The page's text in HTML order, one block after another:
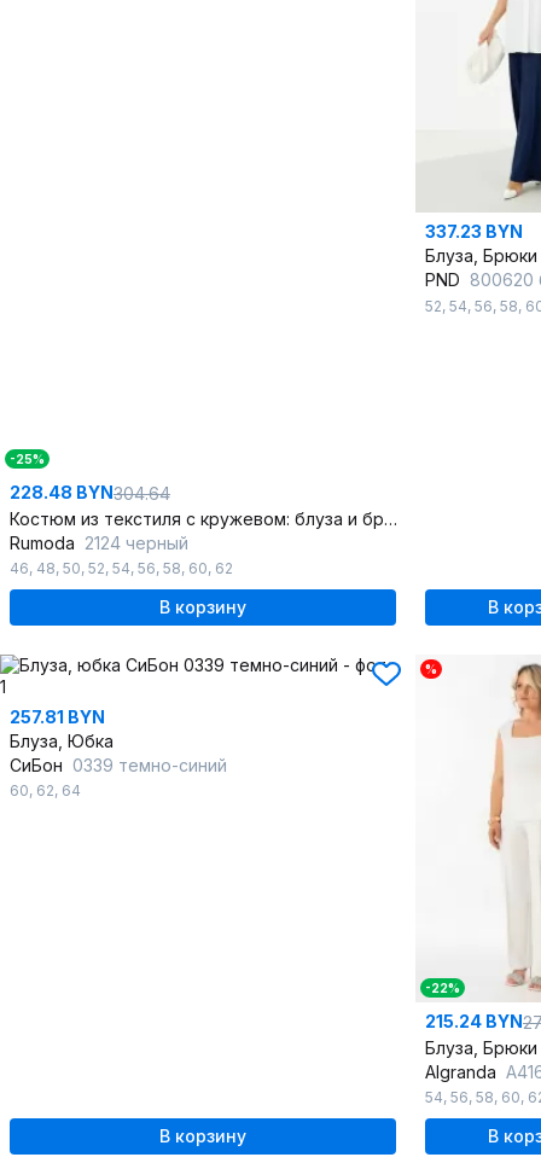
-25%
228.48 BYN304.64
Костюм из текстиля с кружевом: блуза и брюки
Rumoda 2124 черный
46, 48, 50, 52, 54, 56, 58, 60, 62
В корзину
337.23 BYN
Блуза, Брюки
PND 800620
52, 54, 56, 58,
В
257.81 BYN
Блуза, Юбка
СиБон 0339 темно-синий
60, 62, 64
В корзину
%
-22%
215.24 BYN
Блуза, Брюки
Algranda
54, 56, 58, 60,
В